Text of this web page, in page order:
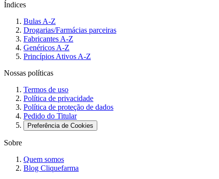
Índices
Bulas A-Z
Drogarias/Farmácias parceiras
Fabricantes A-Z
Genéricos A-Z
Princípios Ativos A-Z
Nossas políticas
Termos de uso
Política de privacidade
Política de proteção de dados
Pedido do Titular
Preferência de Cookies
Sobre
Quem somos
Blog Cliquefarma